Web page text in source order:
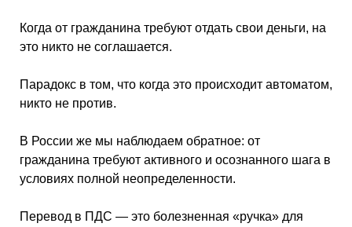
Когда от гражданина требуют отдать свои деньги, на
это никто не соглашается.
Парадокс в том, что когда это происходит автоматом,
никто не против.
В России же мы наблюдаем обратное: от
гражданина требуют активного и осознанного шага в
условиях полной неопределенности.
Перевод в ПДС — это болезненная «ручка» для